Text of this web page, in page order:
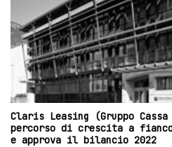
Claris Leasing (Gruppo
percorso di crescita a
e approva il bilancio 2022